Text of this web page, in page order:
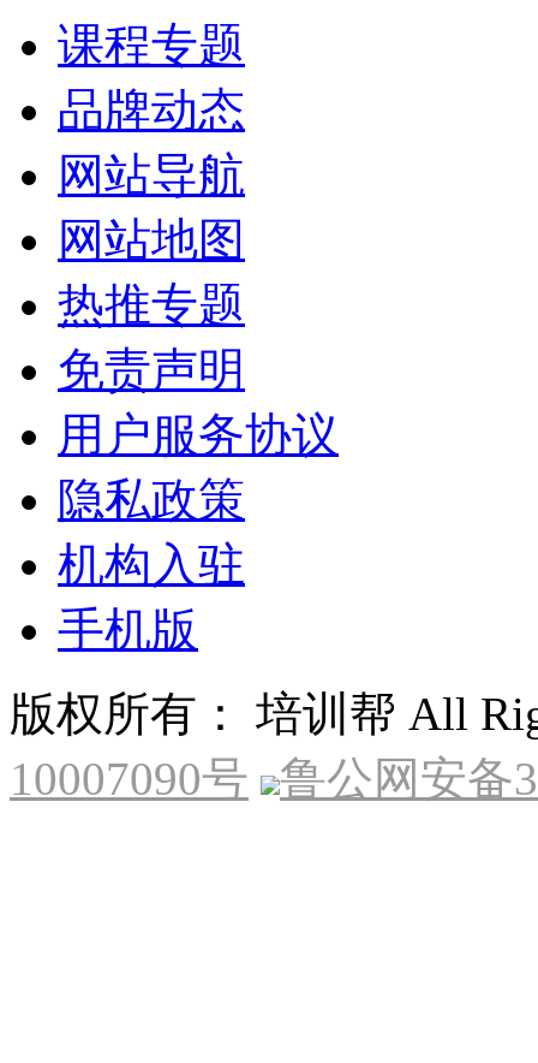
课程专题
品牌动态
网站导航
网站地图
热推专题
免责声明
用户服务协议
隐私政策
机构入驻
手机版
版权所有： 培训帮 All
10007090号
鲁公网安备